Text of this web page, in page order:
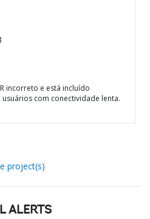
incorreto e está incluído
com conectividade lenta.
project(s)
ALERTS